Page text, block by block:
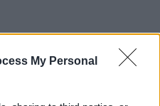
My Personal